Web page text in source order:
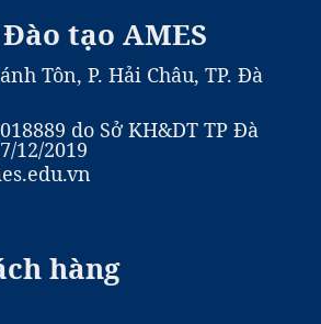
tạo AMES
Tôn, P. Hải Châu, TP. Đà
do Sở KH&DT TP Đà
12/2019
hàng